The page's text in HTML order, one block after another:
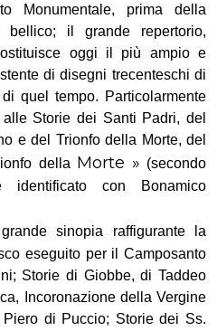
Monumentale, prima della
bellico; il grande repertorio,
oggi il più ampio e
di di­segni trecenteschi di
quel tempo. Particolarmente
Storie dei Santi Padri, del
e del Trionfo della Morte, del
della Morte » (secondo
con Bonamico
sinopia raffigurante la
eseguito per il Camposanto
Storie di Giobbe, di Taddeo
Incoronazione della Vergine
di Puccio; Storie dei Ss.